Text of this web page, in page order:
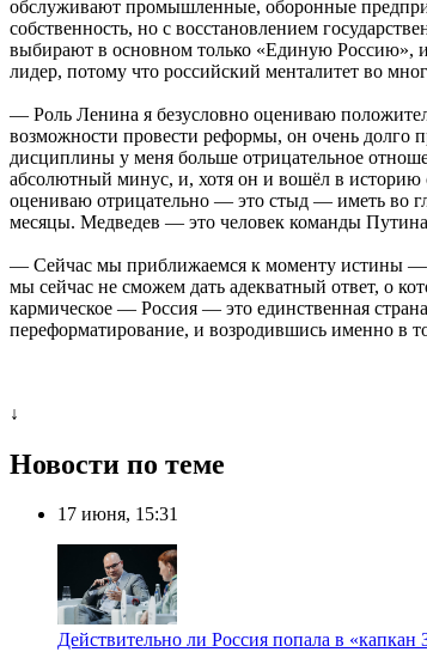
обслуживают промышленные, оборонные
собственность, но с восстановлением
выбирают в основном только «Единую Россию»,
лидер, потому что российский менталитет во
— Роль Ленина я безусловно оцениваю
возможности провести реформы, он очень долго
дисциплины у меня больше отрицательное
абсолютный минус, и, хотя он и вошёл в историю
оцениваю отрицательно — это стыд — иметь во
месяцы. Медведев — это человек команды
— Сейчас мы приближаемся к моменту истины —
мы сейчас не сможем дать адекватный ответ, о
кармическое — Россия — это единственная
переформатирование, и возродившись именно в
↓
Новости по теме
17 июня, 15:31
Действительно ли Россия попала в «капкан